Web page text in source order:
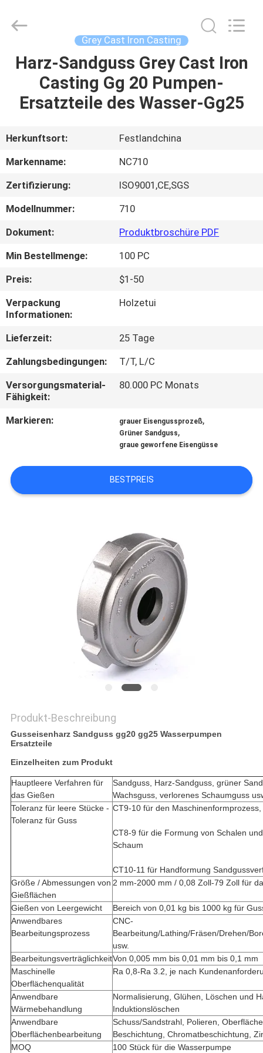
ZU
HAUSE
VIDEOS
ÜBER
UNS
WERKSBESICHTIGUNG
QUALITÄTSKONTROLLE
MIT
UNS
NEUIGKEITEN
EIN
ANGEBOT
DATENSCHUTZRICHTLINIE
Foundry
CO.,LTD.
Grey Cast Iron Casting
Harz-Sandguss Grey Cast Iron
Casting Gg 20 Pumpen-
Ersatzteile des Wasser-Gg25
Herkunftsort:
Festlandchina
Markenname:
NC710
Zertifizierung:
ISO9001,CE,SGS
Modellnummer:
710
Dokument:
Produktbroschüre PDF
Min Bestellmenge:
100 PC
Preis:
$1-50
Verpackung
Informationen:
Holzetui
Lieferzeit:
25 Tage
Zahlungsbedingungen:
T/T, L/C
Versorgungsmaterial-
Fähigkeit:
80.000 PC Monats
Markieren: grauer Eisengussprozeß,
Grüner Sandguss,
graue geworfene Eisengüsse
BESTPREIS
Produkt-Beschreibung
Gusseisenharz Sandguss gg20 gg25 Wasserpumpen
Ersatzteile
Einzelheiten zum Produkt
Hauptleere Verfahren für
das Gießen
Sandguss, Harz-Sandguss, grüner
Wachsguss, verlorenes Schaumguss
Toleranz für leere Stücke -
Toleranz für Guss
CT9-10 für den Maschinenformprozess,
CT8-9 für die Formung von Schalen
Schaum
CT10-11 für Handformung
Größe / Abmessungen von
Gießflächen
2 mm-2000 mm / 0,08 Zoll-79 Zoll für
Gießen von Leergewicht
Bereich von 0,01 kg bis 1000 kg für
Anwendbares
Bearbeitungsprozess
CNC-
Bearbeitung/Lathing/Fräsen/Drehen/
usw.
BearbeitungsverträglichkeitVon 0,005 mm bis 0,01 mm bis 0,1 mm
Maschinelle
Oberflächenqualität
Ra 0,8-Ra 3.2, je nach
Anwendbare
Wärmebehandlung
Normalisierung, Glühen, Löschen und
Induktionslöschen
Anwendbare
Oberflächenbearbeitung
Schuss/Sandstrahl, Polieren,
Beschichtung, Chromatbeschichtung,
MOQ
100 Stück für die Wasserpumpe